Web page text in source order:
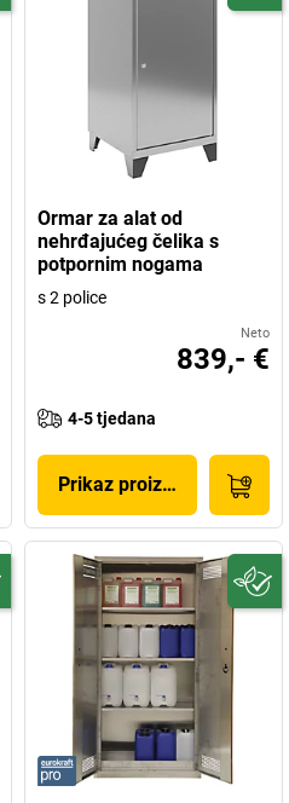
Ormar za alat od
nehrđajućeg čelika s
potpornim nogama
s 2 police
Neto
839,- €
4-5 tjedana
Prikaz proizvoda